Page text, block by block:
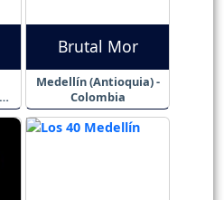
Brutal Mor
Medellín (Antioquia) -
Colombia